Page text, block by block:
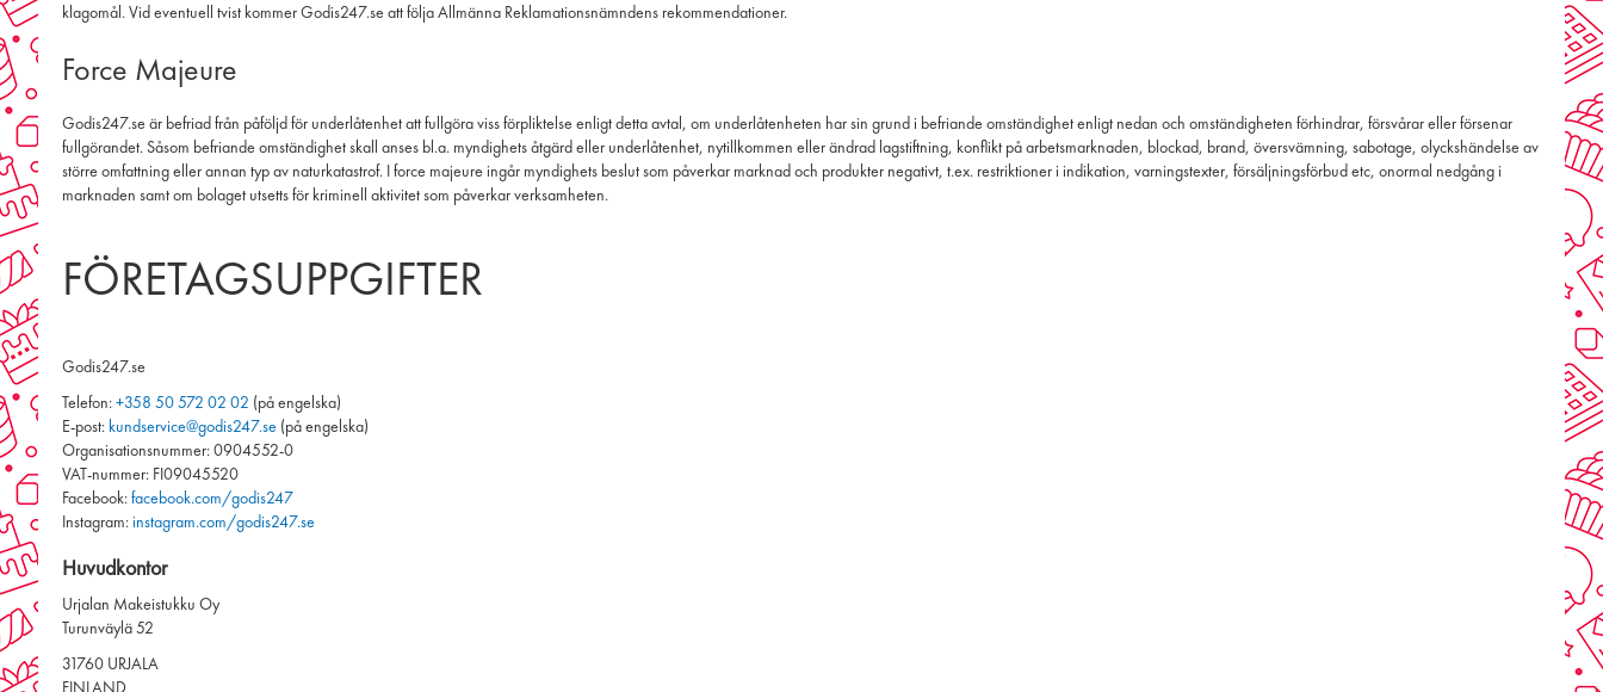
klagomål. Vid eventuell tvist kommer Godis247.se att följa Allmänna Reklamationsnämndens rekommendationer.
Force Majeure
Godis247.se är befriad från påföljd för underlåtenhet att fullgöra viss förpliktelse enligt detta avtal, om underlåtenheten har sin grund i befriande omständighet enligt nedan och omständigheten förhindrar, försvårar eller försenar
fullgörandet. Såsom befriande omständighet skall anses bl.a. myndighets åtgärd eller underlåtenhet, nytillkommen eller ändrad lagstiftning, konflikt på arbetsmarknaden, blockad, brand, översvämning, sabotage, olyckshändelse av
större omfattning eller annan typ av naturkatastrof. I force majeure ingår myndighets beslut som påverkar marknad och produkter negativt, t.ex. restriktioner i indikation, varningstexter, försäljningsförbud etc, onormal nedgång i
marknaden samt om bolaget utsetts för kriminell aktivitet som påverkar verksamheten.
FÖRETAGSUPPGIFTER
Godis247.se
Telefon: +358 50 572 02 02 (på engelska)
E-post: kundservice@godis247.se (på engelska)
Organisationsnummer: 0904552-0
VAT-nummer: FI09045520
Facebook: facebook.com/godis247
Instagram: instagram.com/godis247.se
Huvudkontor
Urjalan Makeistukku Oy
Turunväylä 52
31760 URJALA
FINLAND